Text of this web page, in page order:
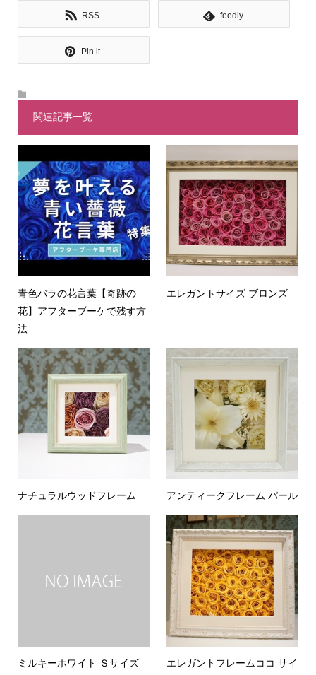
RSS feedly
Pin it
関連記事一覧
青色バラの花言葉【奇跡の
花】アフターブーケで残す方
法
エレガントサイズ ブロンズ
ナチュラルウッドフレーム アンティークフレーム パール
ミルキーホワイト Ｓサイズ
エレガントフレームココ サイ